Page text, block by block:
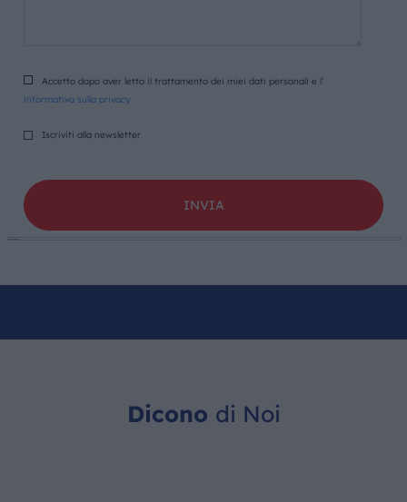
Accetto dopo aver letto il trattamento dei miei dati personali e l’
informativa sulla privacy
Iscriviti alla newsletter
Dicono di Noi